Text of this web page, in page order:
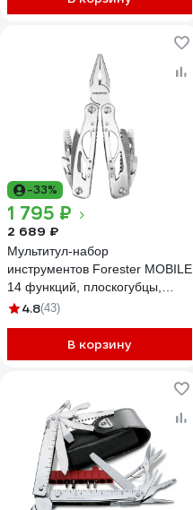
-33%
1 795 ₽
2 689 ₽
Мультитул-набор
инструментов Forester MOBILE
14 функций, плоскогубцы,
пассатижи, кусачки, нож OEC-3
4.8(43)
В корзину